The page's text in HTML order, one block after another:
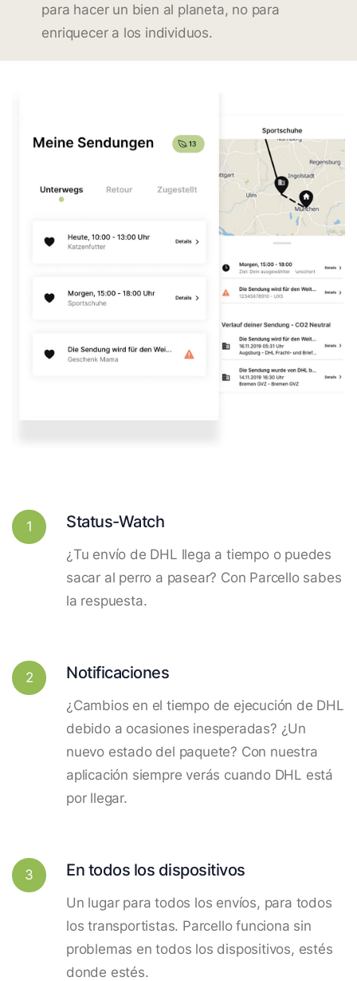
para hacer un bien al planeta, no para
enriquecer a los individuos.
1 Status-Watch
¿Tu envío de DHL llega a tiempo o puedes
sacar al perro a pasear? Con Parcello sabes
la respuesta.
2 Notificaciones
¿Cambios en el tiempo de ejecución de DHL
debido a ocasiones inesperadas? ¿Un
nuevo estado del paquete? Con nuestra
aplicación siempre verás cuando DHL está
por llegar.
3 En todos los dispositivos
Un lugar para todos los envíos, para todos
los transportistas. Parcello funciona sin
problemas en todos los dispositivos, estés
donde estés.